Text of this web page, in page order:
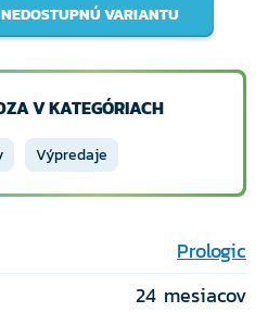
VARIANTU
V KATEGÓRIACH
Výpredaje
Prologic
24 mesiacov